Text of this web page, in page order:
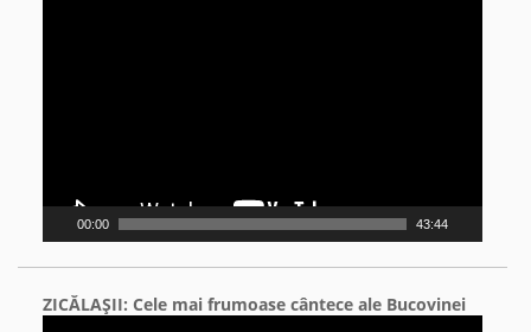
00:00 43:44
ZICĂLAŞII: Cele mai frumoase cântece ale Bucovinei